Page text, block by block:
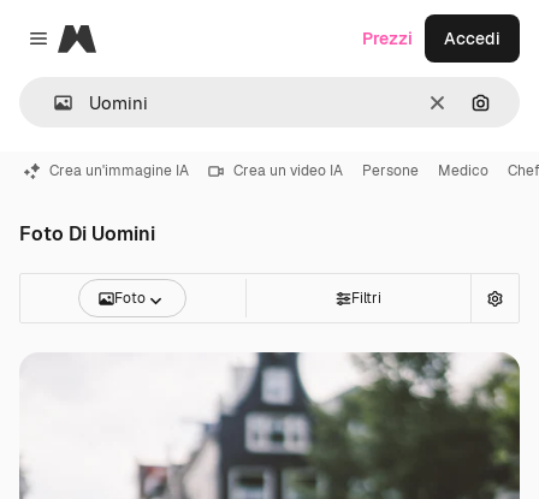
Close menu
Magnific
CancellaCerca
Prezzi Accedi
Crea un'immagine IA Crea un video IA Persone Medico Chef
Foto Di Uomini
Foto Filtri